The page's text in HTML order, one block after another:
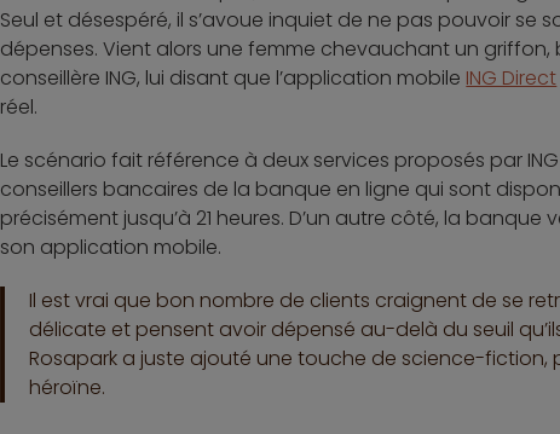
Seul et désespéré, il s’avoue inquiet de ne pas pouvoir se
dépenses. Vient alors une femme chevauchant un griffon,
conseillère ING, lui disant que l’application mobile ING Direct
réel.
Le scénario fait référence à deux services proposés par
conseillers bancaires de la banque en ligne qui sont
précisément jusqu’à 21 heures. D’un autre côté, la
son application mobile.
Il est vrai que bon nombre de clients craignent de se
délicate et pensent avoir dépensé au-delà du seuil
Rosapark a juste ajouté une touche de science-fiction,
héroïne.